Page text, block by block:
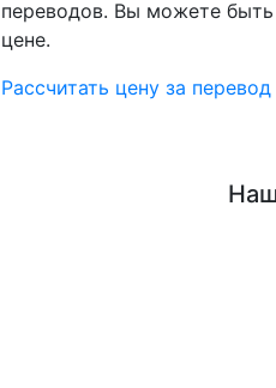
переводов. Вы можете
цене.
Рассчитать цену за перевод